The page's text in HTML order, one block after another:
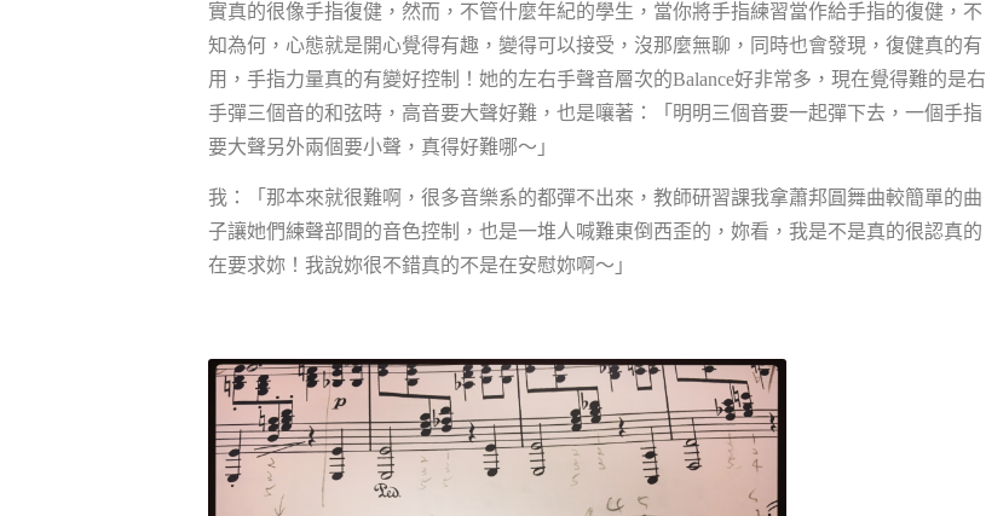
實真的很像手指復健，然而，不管什麼年紀的學生，當你將手指練習當作給手指的復健，不
知為何，心態就是開心覺得有趣，變得可以接受，沒那麼無聊，同時也會發現，復健真的有
用，手指力量真的有變好控制！她的左右手聲音層次的Balance好非常多，現在覺得難的是右
手彈三個音的和弦時，高音要大聲好難，也是嚷著：「明明三個音要一起彈下去，一個手指
要大聲另外兩個要小聲，真得好難哪～」
我：「那本來就很難啊，很多音樂系的都彈不出來，教師研習課我拿蕭邦圓舞曲較簡單的曲
子讓她們練聲部間的音色控制，也是一堆人喊難東倒西歪的，妳看，我是不是真的很認真的
在要求妳！我說妳很不錯真的不是在安慰妳啊～」